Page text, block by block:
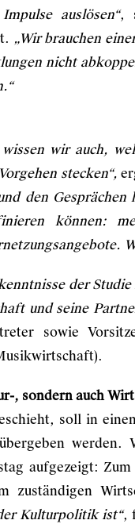
auslösen“,
„Wir brauchen
nicht
wir auch,
stecken“,
den
können:
der
und seine
sowie
, sondern auch
soll in
aufgezeigt:
zuständigen
Kulturpolitik ist“,